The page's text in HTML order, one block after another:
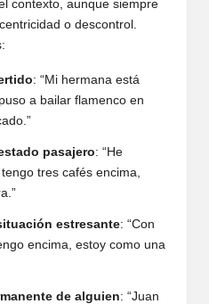
contexto, aunque siempre
o descontrol.
: “Mi hermana está
a bailar flamenco en
pasajero: “He
tres cafés encima,
estresante: “Con
encima, estoy como una
de alguien: “Juan